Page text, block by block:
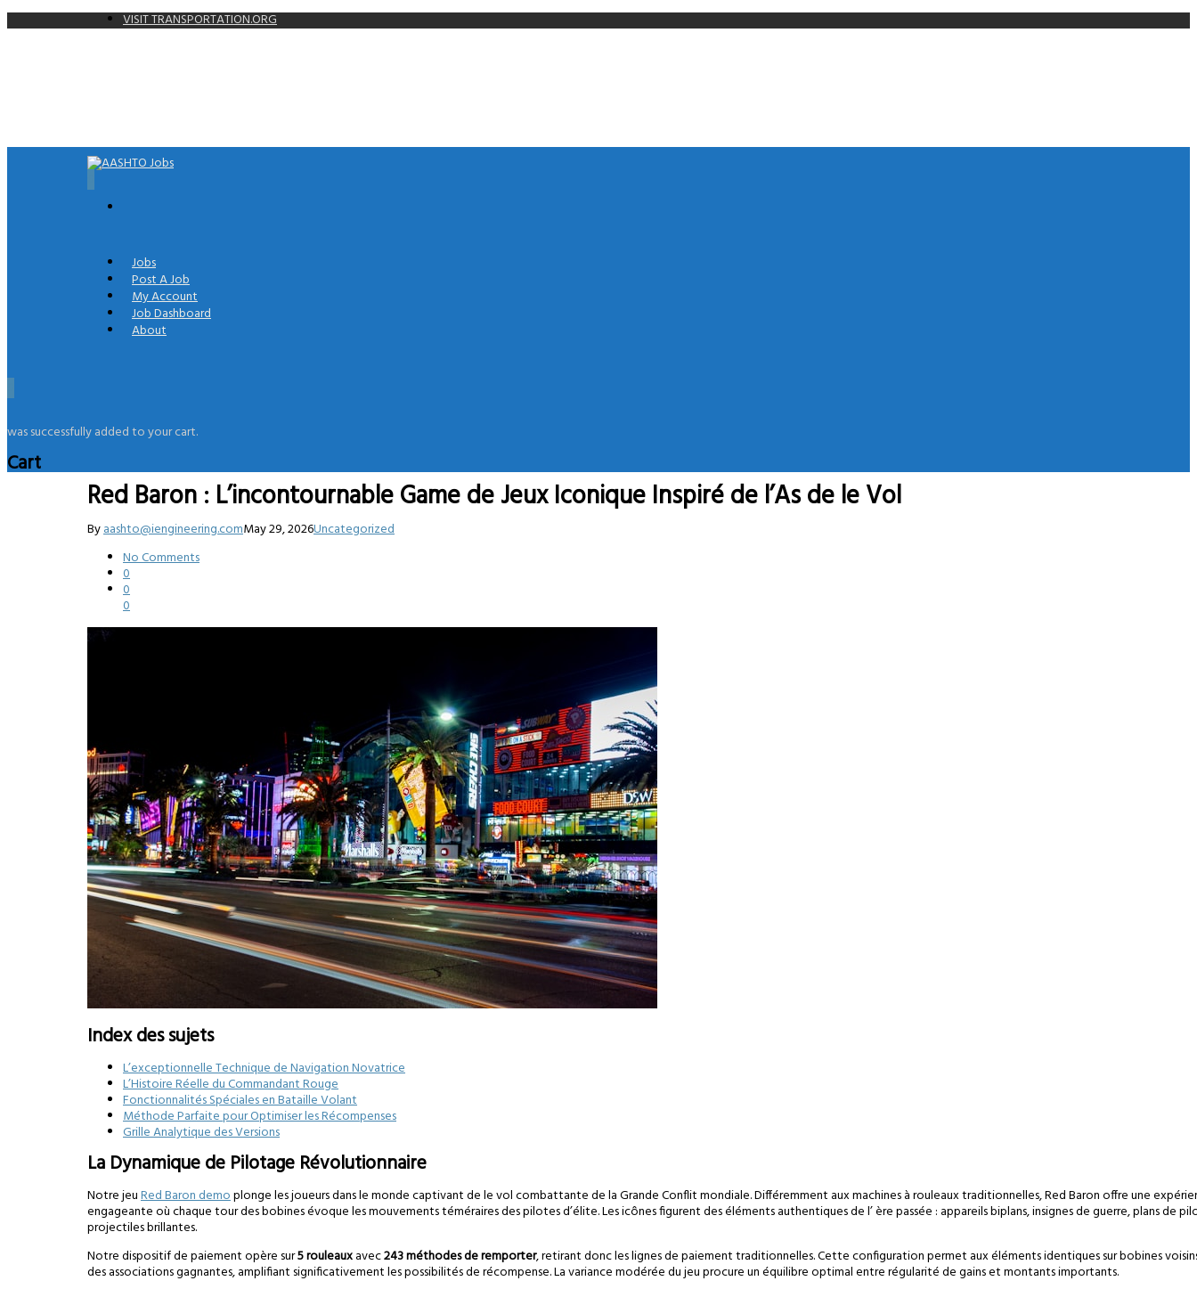
VISIT TRANSPORTATION.ORG
Jobs
Post A Job
My Account
Job Dashboard
About
was successfully added to your cart.
Cart
Red Baron : L’incontournable Game de Jeux Iconique Inspiré de l’As de le Vol
Byaashto@iengineering.comMay 29, 2026Uncategorized
No Comments
0
0
0
Index des sujets
L’exceptionnelle Technique de Navigation Novatrice
L’Histoire Réelle du Commandant Rouge
Fonctionnalités Spéciales en Bataille Volant
Méthode Parfaite pour Optimiser les Récompenses
Grille Analytique des Versions
La Dynamique de Pilotage Révolutionnaire
Notre jeuRed Baron demoplonge les joueurs dans le monde captivant de le vol combattante de la Grande Conflit mondiale. Différemment aux machines à rouleaux traditionnelles, Red Baron offre une
engageante où chaque tour des bobines évoque les mouvements téméraires des pilotes d’élite. Les icônes figurent des éléments authentiques de l’ ère passée : appareils biplans, insignes de guerre, plans de
projectiles brillantes.
Notre dispositif de paiement opère sur5 rouleauxavec243 méthodes de remporter, retirant donc les lignes de paiement traditionnelles. Cette configuration permet aux éléments identiques sur bobines
des associations gagnantes, amplifiant significativement les possibilités de récompense. La variance modérée du jeu procure un équilibre optimal entre régularité de gains et montants importants.